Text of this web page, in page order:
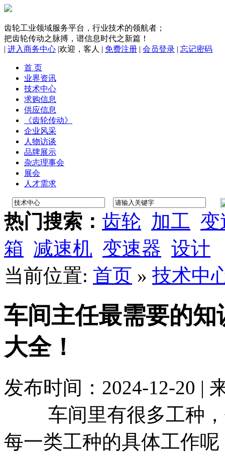
齿轮工业领域服务平台，行业技术的领航者；
把齿轮传动之脉搏，谱信息时代之新篇！
| 进入商务中心 |欢迎， 客人 | 免费注册 | 会员登录 | 忘记密码
首 页
业界资讯
技术中心
求购信息
供应信息
《齿轮传动》
企业风采
人物访谈
品牌展示
杂志理事会
展会
人才需求
热门搜索： 齿轮 加工 变
箱 减速机 变速器 设计
当前位置: 首页 » 技术中
车间主任最需要的
大全！
发布时间：2024-12-20 |
车间里有很多工种，
每一类工种的具体工作